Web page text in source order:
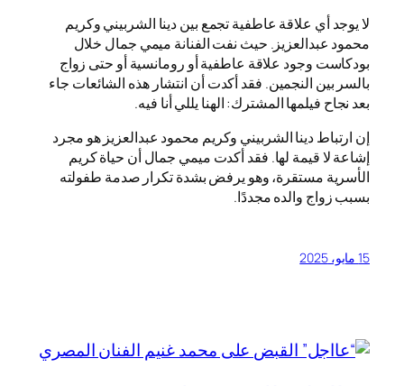
لا يوجد أي علاقة عاطفية تجمع بين دينا الشربيني وكريم
محمود عبدالعزيز. حيث نفت الفنانة ميمي جمال خلال
بودكاست وجود علاقة عاطفية أو رومانسية أو حتى زواج
بالسر بين النجمين. فقد أكدت أن انتشار هذه الشائعات جاء
بعد نجاح فيلمها المشترك: الهنا يللي أنا فيه.
إن ارتباط دينا الشربيني وكريم محمود عبدالعزيز هو مجرد
إشاعة لا قيمة لها. فقد أكدت ميمي جمال أن حياة كريم
الأسرية مستقرة، وهو يرفض بشدة تكرار صدمة طفولته
بسبب زواج والده مجددًا.
15 مايو، 2025